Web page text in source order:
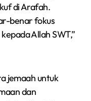
di Arafah.
benar fokus
Allah SWT,”
jemaah untuk
dan